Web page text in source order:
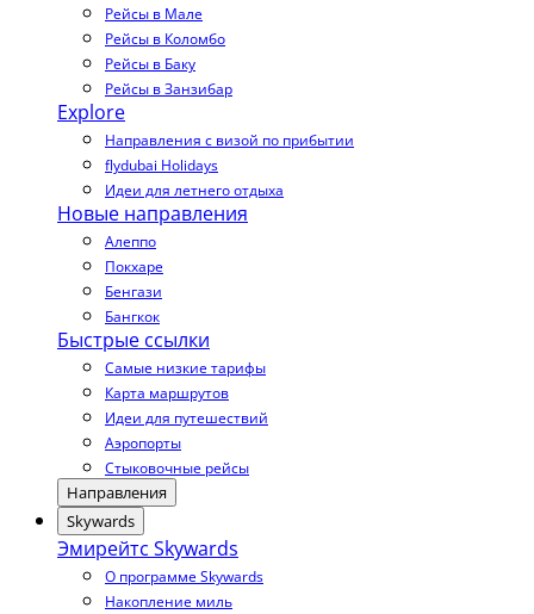
Рейсы в Мале
Рейсы в Коломбо
Рейсы в Баку
Рейсы в Занзибар
Explore
Направления с визой по прибытии
flydubai Holidays
Идеи для летнего отдыха
Новые направления
Алеппо
Покхаре
Бенгази
Бангкок
Быстрые ссылки
Самые низкие тарифы
Карта маршрутов
Идеи для путешествий
Аэропорты
Стыковочные рейсы
Направления
Skywards
Эмирейтс Skywards
О программе Skywards
Накопление миль